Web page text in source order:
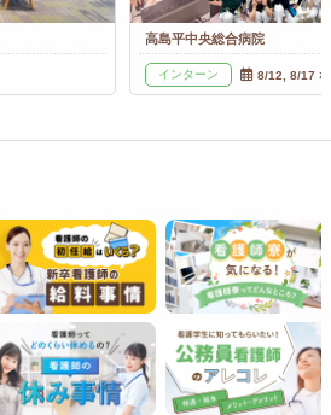
高島平中央総合病院
インターン 8/12, 8/17